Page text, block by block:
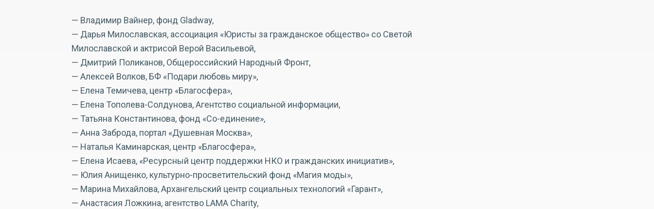
— Владимир Вайнер, фонд Gladway,
— Дарья Милославская, ассоциация «Юристы за гражданское общество» со Светой
Милославской и актрисой Верой Васильевой,
— Дмитрий Поликанов, Общероссийский Народный Фронт,
— Алексей Волков, БФ «Подари любовь миру»,
— Елена Темичева, центр «Благосфера»,
— Елена Тополева-Солдунова, Агентство социальной информации,
— Татьяна Константинова, фонд «Со-единение»,
— Анна Заброда, портал «Душевная Москва»,
— Наталья Каминарская, центр «Благосфера»,
— Елена Исаева, «Ресурсный центр поддержки НКО и гражданских инициатив»,
— Юлия Анищенко, культурно-просветительский фонд «Магия моды»,
— Марина Михайлова, Архангельский центр социальных технологий «Гарант»,
— Анастасия Ложкина, агентство LAMA Charity,